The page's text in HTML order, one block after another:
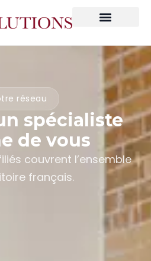
réseau
spécialiste
de vous
couvrent l’ensemble
français.